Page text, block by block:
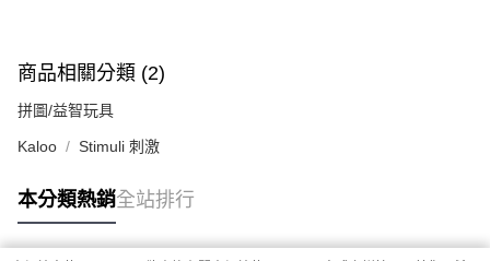
商品相關分類 (2)
拼圖/益智玩具
Kaloo Stimuli 刺激
本分類熱銷全站排行